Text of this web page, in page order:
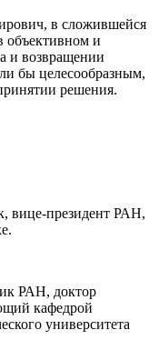
в сложившейся
объективном и
и возвращении
бы целесообразным,
решения.
президент РАН,
РАН, доктор
кафедрой
университета